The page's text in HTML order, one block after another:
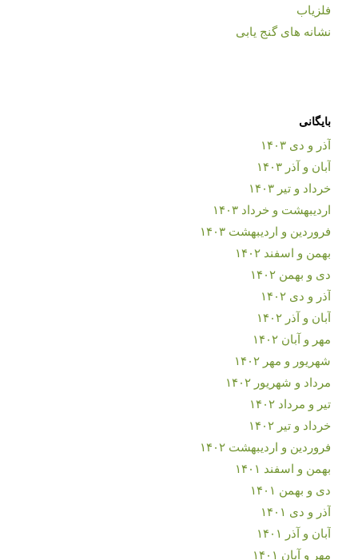
فلزیاب
نشانه های گنج یابی
بایگانی
آذر و دی ۱۴۰۳
آبان و آذر ۱۴۰۳
خرداد و تیر ۱۴۰۳
اردیبهشت و خرداد ۱۴۰۳
فروردین و اردیبهشت ۱۴۰۳
بهمن و اسفند ۱۴۰۲
دی و بهمن ۱۴۰۲
آذر و دی ۱۴۰۲
آبان و آذر ۱۴۰۲
مهر و آبان ۱۴۰۲
شهریور و مهر ۱۴۰۲
مرداد و شهریور ۱۴۰۲
تیر و مرداد ۱۴۰۲
خرداد و تیر ۱۴۰۲
فروردین و اردیبهشت ۱۴۰۲
بهمن و اسفند ۱۴۰۱
دی و بهمن ۱۴۰۱
آذر و دی ۱۴۰۱
آبان و آذر ۱۴۰۱
مهر و آبان ۱۴۰۱